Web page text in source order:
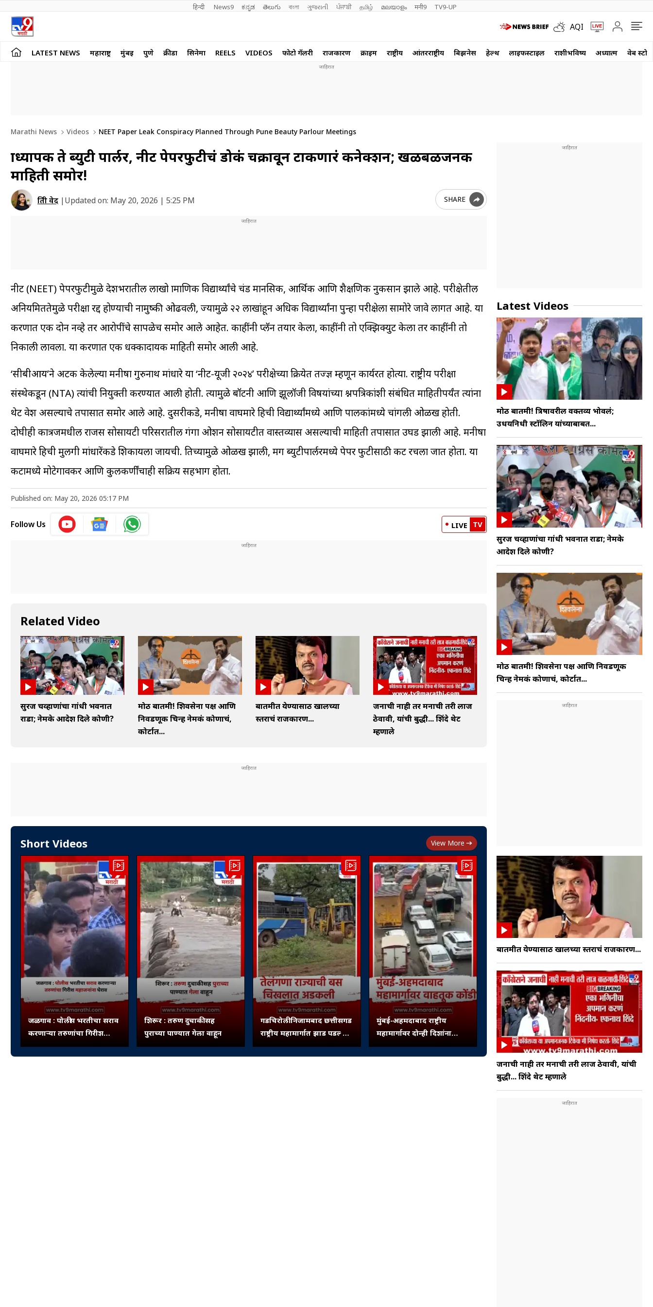
हिन्दी News9 ಕನ್ನಡ తెలుగు বাংলা ગુજરાતી ਪੰਜਾਬੀ தமிழ் മലയാളം मनी9 TV9-UP
AQI
LATEST NEWS महाराष्ट्र मुंबई पुणे क्रीडा सिनेमा REELS VIDEOS फोटो गॅलरी राजकारण क्राईम राष्ट्रीय आंतरराष्ट्रीय बिझनेस हेल्थ लाईफस्टाईल राशीभविष्य अध्यात्म वेब
Marathi News Videos NEET Paper Leak Conspiracy Planned Through Pune Beauty Parlour Meetings
प्राध्यापक ते ब्युटी पार्लर, नीट पेपरफुटीचं डोकं चक्रावून टाकणारं कनेक्शन; खळबळजनक
माहिती समोर!
प्रिती वेद |Updated on: May 20, 2026 | 5:25 PM SHARE
नीट (NEET) पेपरफुटीमुळे देशभरातील लाखो प्रामाणिक विद्यार्थ्यांचे प्रचंड मानसिक, आर्थिक आणि शैक्षणिक नुकसान झाले आहे. परीक्षेतील
अनियमिततेमुळे परीक्षा रद्द होण्याची नामुष्की ओढवली, ज्यामुळे २२ लाखांहून अधिक विद्यार्थ्यांना पुन्हा परीक्षेला सामोरे जावे लागत आहे. या
प्रकरणात एक दोन नव्हे तर आरोपींचे सापळेच समोर आले आहेत. काहींनी प्लॅन तयार केला, काहींनी तो एक्झिक्युट केला तर काहींनी तो
निकाली लावला. या प्रकरणात एक धक्कादायक माहिती समोर आली आहे.
‘सीबीआय’ने अटक केलेल्या मनीषा गुरुनाथ मांधारे या ‘नीट-यूजी २०२४’ परीक्षेच्या प्रक्रियेत तज्ज्ञ म्हणून कार्यरत होत्या. राष्ट्रीय परीक्षा
संस्थेकडून (NTA) त्यांची नियुक्ती करण्यात आली होती. त्यामुळे बॉटनी आणि झूलॉजी विषयांच्या प्रश्नपत्रिकांशी संबंधित माहितीपर्यंत त्यांना
थेट प्रवेश असल्याचे तपासात समोर आले आहे. दुसरीकडे, मनीषा वाघमारे हिची विद्यार्थ्यांमध्ये आणि पालकांमध्ये चांगली ओळख होती.
दोघीही कात्रजमधील राजस सोसायटी परिसरातील गंगा ओशन सोसायटीत वास्तव्यास असल्याची माहिती तपासात उघड झाली आहे. मनीषा
वाघमारे हिची मुलगी मांधारेंकडे शिकायला जायची. तिच्यामुळे ओळख झाली, मग ब्युटीपार्लरमध्ये पेपर फुटीसाठी कट रचला जात होता. या
कटामध्ये मोटेगावकर आणि कुलकर्णींचाही सक्रिय सहभाग होता.
Published on: May 20, 2026 05:17 PM
Follow Us LIVE TV
Related Video
सुरज चव्हाणांचा गांधी भवनात
राडा; नेमके आदेश दिले कोणी?
मोठी बातमी! शिवसेना पक्ष आणि
निवडणूक चिन्ह नेमकं कोणाचं,
कोर्टात...
बातमीत येण्यासाठी खालच्या
स्तराचं राजकारण...
जनाची नाही तर मनाची तरी लाज
ठेवावी, यांची बुद्धी... शिंदे थेट
म्हणाले
Short Videos View More
जळगाव : पोलीस भरतीचा सराव
करणाऱ्या तरुणांचा गिरीश
महाजनांना घेराव
शिरूर : तरुण दुचाकीसह
पुराच्या पाण्यात गेला वाहून
गडचिरोली निजामबाद छत्तीसगड
राष्ट्रीय महामार्गात झाड पडल्याने
बस अडकली...
मुंबई-अहमदाबाद राष्ट्रीय
महामार्गावर दोन्ही दिशांना
वाहतूक कोंडी...
Latest Videos
मोठी बातमी! त्रिषावरील वक्तव्य भोवलं;
उधयनिधी स्टॉलिन यांच्याबाबत...
सुरज चव्हाणांचा गांधी भवनात राडा; नेमके
आदेश दिले कोणी?
मोठी बातमी! शिवसेना पक्ष आणि निवडणूक
चिन्ह नेमकं कोणाचं, कोर्टात...
बातमीत येण्यासाठी खालच्या स्तराचं राजकारण...
जनाची नाही तर मनाची तरी लाज ठेवावी, यांची
बुद्धी... शिंदे थेट म्हणाले